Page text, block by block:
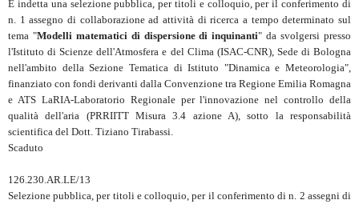
È indetta una selezione pubblica, per titoli e colloquio, per il conferimento di
n. 1 assegno di collaborazione ad attività di ricerca a tempo determinato sul
tema "Modelli matematici di dispersione di inquinanti" da svolgersi presso
l'Istituto di Scienze dell'Atmosfera e del Clima (ISAC-CNR), Sede di Bologna
nell'ambito della Sezione Tematica di Istituto "Dinamica e Meteorologia",
finanziato con fondi derivanti dalla Convenzione tra Regione Emilia Romagna
e ATS LaRIA-Laboratorio Regionale per l'innovazione nel controllo della
qualità dell'aria (PRRIITT Misura 3.4 azione A), sotto la responsabilità
scientifica del Dott. Tiziano Tirabassi.
Scaduto
126.230.AR.LE/13
Selezione pubblica, per titoli e colloquio, per il conferimento di n. 2 assegni di